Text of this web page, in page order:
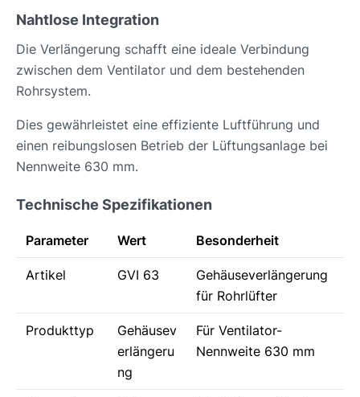
Nahtlose Integration
Die Verlängerung schafft eine ideale Verbindung
zwischen dem Ventilator und dem bestehenden
Rohrsystem.
Dies gewährleistet eine effiziente Luftführung und
einen reibungslosen Betrieb der Lüftungsanlage bei
Nennweite 630 mm.
Technische Spezifikationen
Parameter Wert Besonderheit
Artikel GVI 63
Gehäuseverlängerung
für Rohrlüfter
Produkttyp
Gehäusev
erlängeru
ng
Für Ventilator-
Nennweite 630 mm